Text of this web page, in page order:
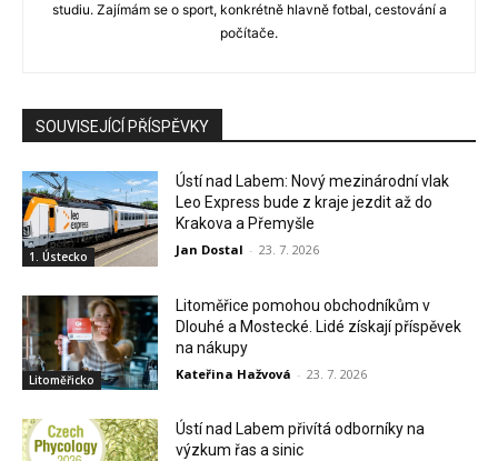
studiu. Zajímám se o sport, konkrétně hlavně fotbal, cestování a
počítače.
SOUVISEJÍCÍ PŘÍSPĚVKY
1. Ústecko
Ústí nad Labem: Nový mezinárodní vlak
Leo Express bude z kraje jezdit až do
Krakova a Přemyšle
Jan Dostal - 23. 7. 2026
Litoměřicko
Litoměřice pomohou obchodníkům v
Dlouhé a Mostecké. Lidé získají příspěvek
na nákupy
Kateřina Hažvová - 23. 7. 2026
Ústí nad Labem přivítá odborníky na
výzkum řas a sinic